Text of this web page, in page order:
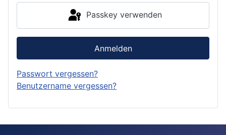
Passkey verwenden
Anmelden
Passwort vergessen?
Benutzername vergessen?